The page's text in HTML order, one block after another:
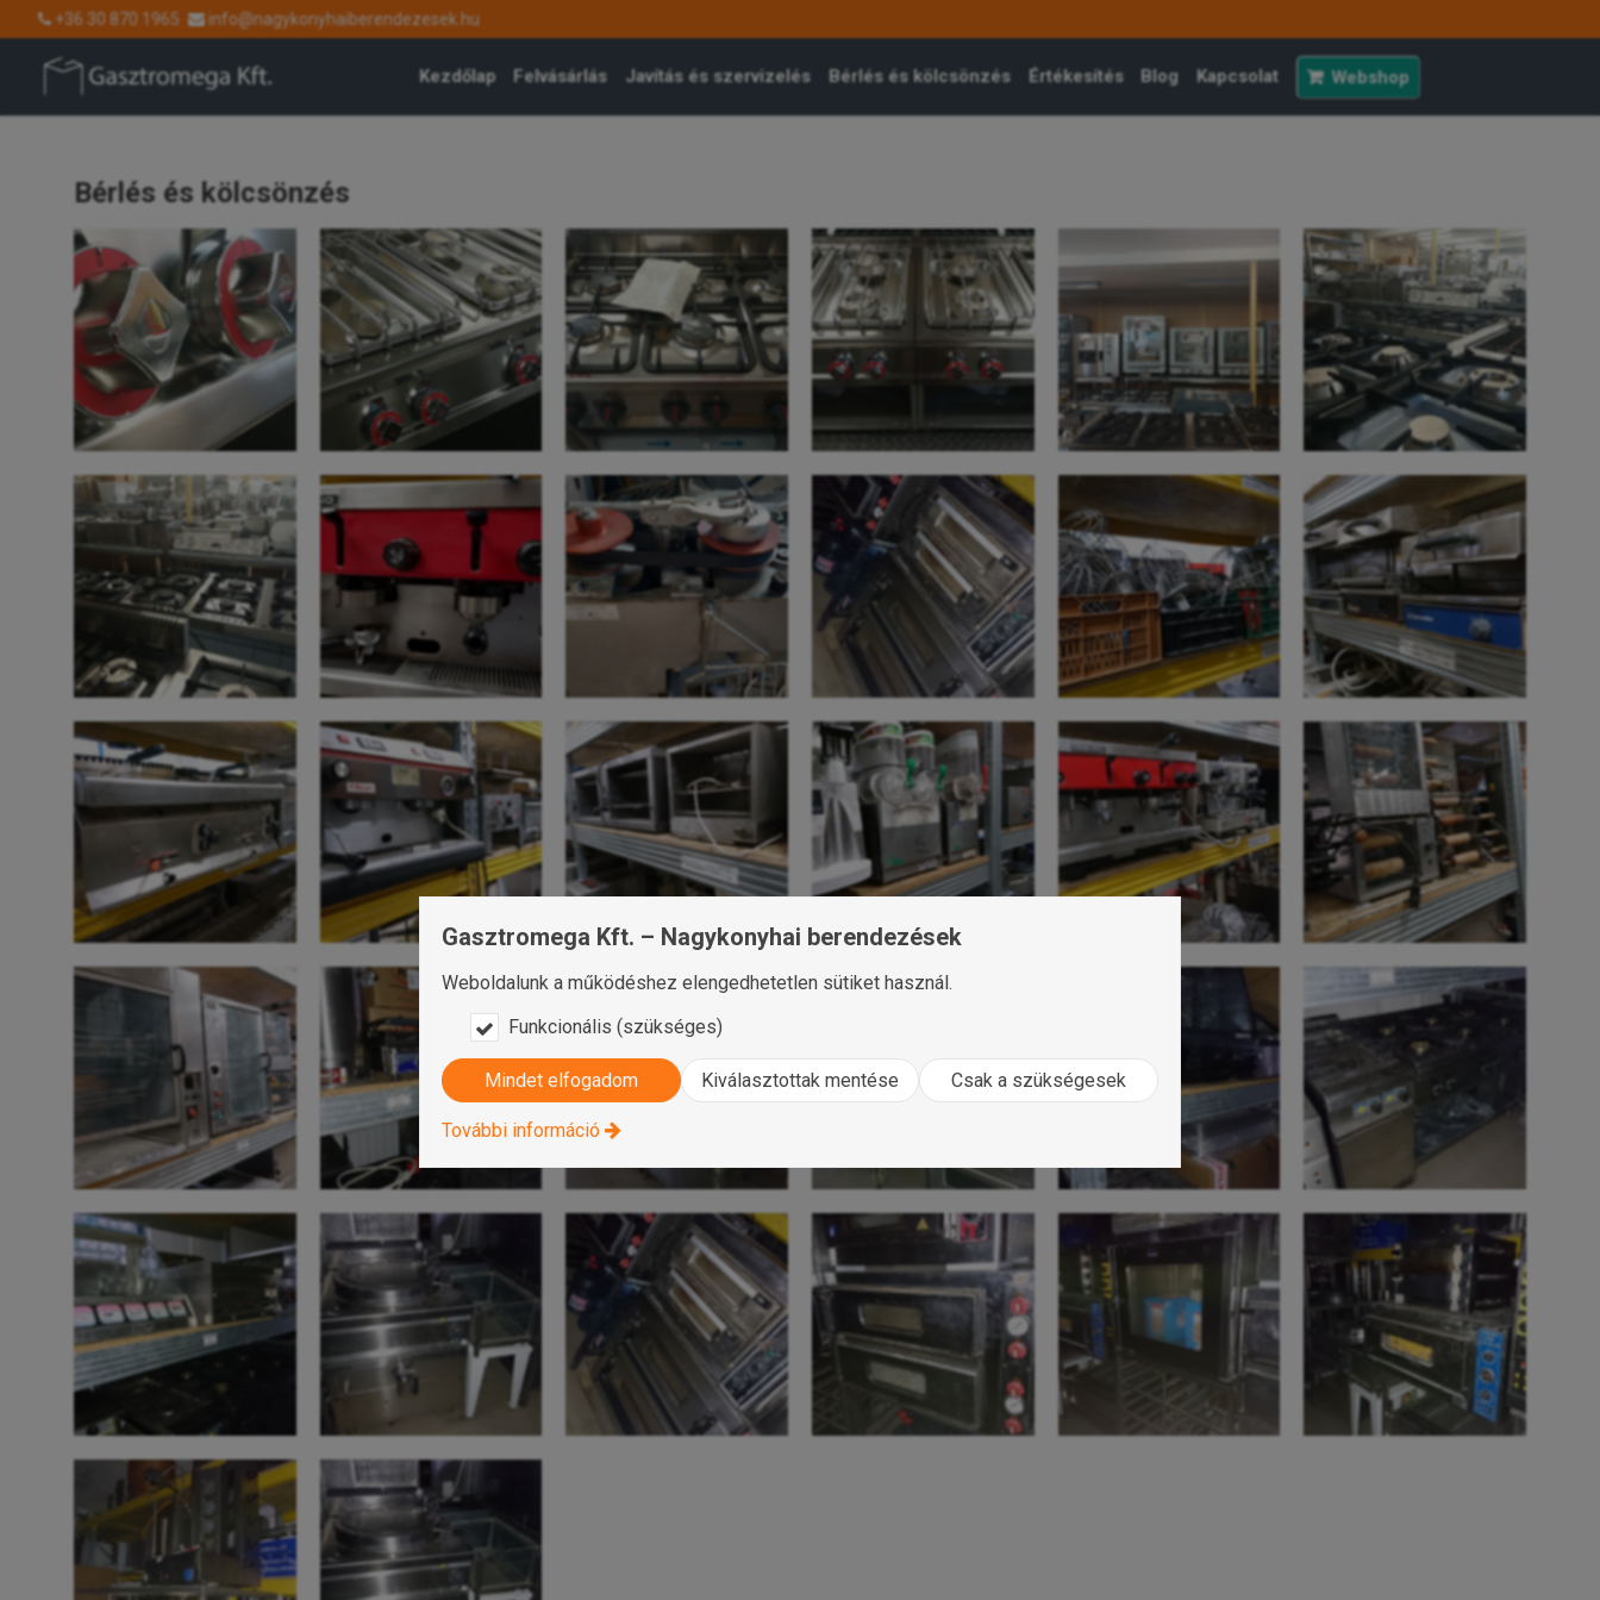
+36 30 870 1965 info@nagykonyhaiberendezesek.hu
Kezdőlap Felvásárlás Javítás és szervizelés Bérlés és kölcsönzés Értékesítés Blog Kapcsolat Webshop
Bérlés és kölcsönzés
Gasztromega Kft. – Nagykonyhai berendezések
Weboldalunk a működéshez elengedhetetlen sütiket használ.
Funkcionális (szükséges)
Mindet elfogadom Kiválasztottak mentése Csak a szükségesek
További információ